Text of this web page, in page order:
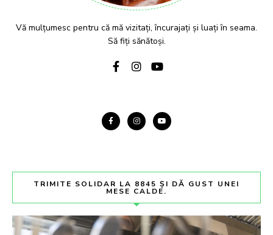
Vă mulțumesc pentru că mă vizitați, încurajați și luați în seama.
Să fiți sănătoși.
TRIMITE SOLIDAR LA 8845 ȘI DĂ GUST UNEI
MESE CALDE.